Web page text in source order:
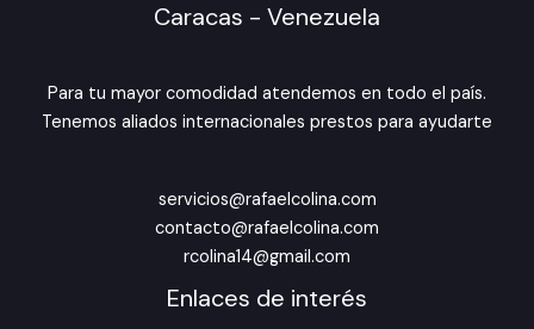
Caracas - Venezuela
Para tu mayor comodidad atendemos en todo el país.
Tenemos aliados internacionales prestos para ayudarte
servicios@rafaelcolina.com
contacto@rafaelcolina.com
rcolina14@gmail.com
Enlaces de interés